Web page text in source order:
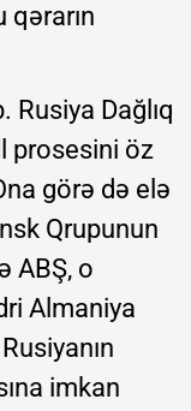
qərarın
Rusiya Dağlıq
prosesini öz
görə də elə
Qrupunun
ABŞ, o
Almaniya
imkan